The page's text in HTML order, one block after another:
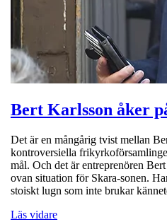
Bert Karlsson åker
Det är en mångårig tvist mellan
kontroversiella
mål. Och det är entreprenören
ovan situation för Skara-sonen.
stoiskt lugn som inte brukar
Läs vidare